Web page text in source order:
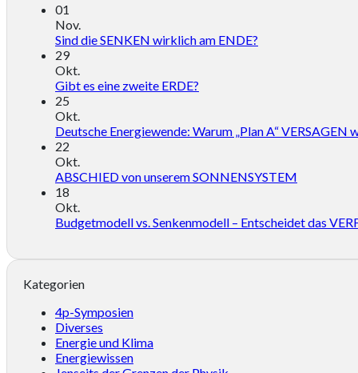
01
Nov.
Sind die SENKEN wirklich am ENDE?
29
Okt.
Gibt es eine zweite ERDE?
25
Okt.
Deutsche Energiewende: Warum „Plan A“ VERSAGEN
22
Okt.
ABSCHIED von unserem SONNENSYSTEM
18
Okt.
Budgetmodell vs. Senkenmodell – Entscheidet das
Kategorien
4p-Symposien
Diverses
Energie und Klima
Energiewissen